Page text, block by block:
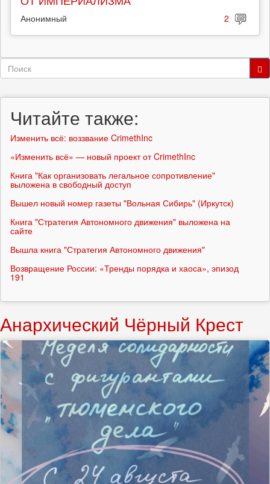
Анонимный 2
Форма
Читайте также:
Изменить всё: воззвание CrimethInc
«Изменить всё» — новый проект от CrimethInc
Книга "Как организовать легальное сопротивление"
выложена в свободный доступ
Вышел новый номер газеты "Вольная Сибирь" (Иркутск)
Книга "Стратегия Автономного движения" выложена на
сайте
Вышла книга "Стратегия Автономного движения"
Возвращение России: «Тренды порядка и хаоса», эпизод
191
Анархический Чёрный Крест